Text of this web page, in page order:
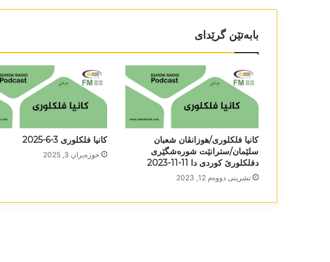
بابەتێن گرێدای
کانیا فلکلوری/ھوزانڤان شعبان
سلێمان/سترانێت شورەشگێری
دفلکلورێ کوردی دا 11-11-2023
تشرینی دووه‌م 12, 2023
کانیا فلکلوری 3-6-2025
حوزه‌یران 3, 2025